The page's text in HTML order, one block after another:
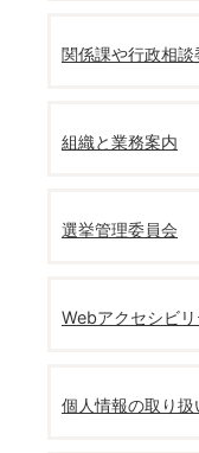
関係課や行政相談
組織と業務案内
選挙管理委員会
Webアクセシビ
個人情報の取り扱